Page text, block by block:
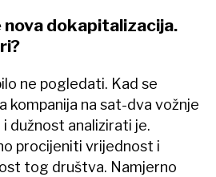
nova dokapitalizacija.
ne pogledati. Kad se
kompanija na sat-dva vožnje
dužnost analizirati je.
procijeniti vrijednost i
tog društva. Namjerno